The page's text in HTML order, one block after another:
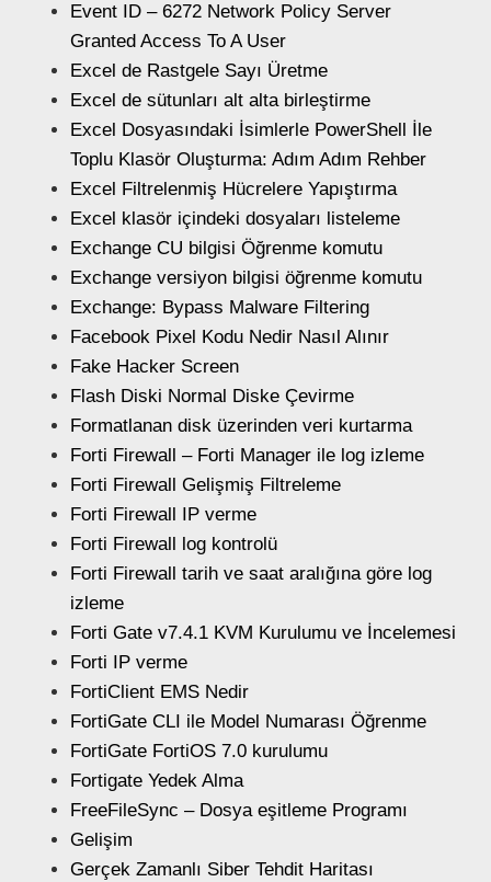
Event ID – 6272 Network Policy Server
Granted Access To A User
Excel de Rastgele Sayı Üretme
Excel de sütunları alt alta birleştirme
Excel Dosyasındaki İsimlerle PowerShell İle
Toplu Klasör Oluşturma: Adım Adım Rehber
Excel Filtrelenmiş Hücrelere Yapıştırma
Excel klasör içindeki dosyaları listeleme
Exchange CU bilgisi Öğrenme komutu
Exchange versiyon bilgisi öğrenme komutu
Exchange: Bypass Malware Filtering
Facebook Pixel Kodu Nedir Nasıl Alınır
Fake Hacker Screen
Flash Diski Normal Diske Çevirme
Formatlanan disk üzerinden veri kurtarma
Forti Firewall – Forti Manager ile log izleme
Forti Firewall Gelişmiş Filtreleme
Forti Firewall IP verme
Forti Firewall log kontrolü
Forti Firewall tarih ve saat aralığına göre log
izleme
Forti Gate v7.4.1 KVM Kurulumu ve İncelemesi
Forti IP verme
FortiClient EMS Nedir
FortiGate CLI ile Model Numarası Öğrenme
FortiGate FortiOS 7.0 kurulumu
Fortigate Yedek Alma
FreeFileSync – Dosya eşitleme Programı
Gelişim
Gerçek Zamanlı Siber Tehdit Haritası